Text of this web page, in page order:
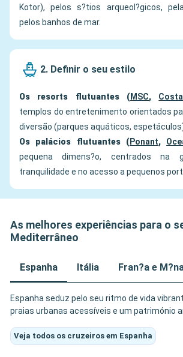
Kotor), pelos s?tios arqueol?gicos,
pelos banhos de mar.
2. Definir o seu estilo
Os resorts flutuantes (MSC, Costa
templos do entretenimento orientados
diversão (parques aquáticos,
Os palácios flutuantes (Ponant,
pequena dimens?o, centrados na
tranquilidade e no acesso a pequenos
As melhores experiências para o
Mediterrâneo
Espanha Itália Fran?a e
Espanha seduz pelo seu ritmo de vida
praias urbanas acessíveis e um património
Veja todos os cruzeiros em Espanha